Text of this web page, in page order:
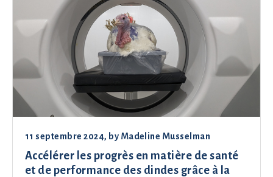
11 septembre 2024, by Madeline Musselman
Accélérer les progrès en matière de santé
et de performance des dindes grâce à la